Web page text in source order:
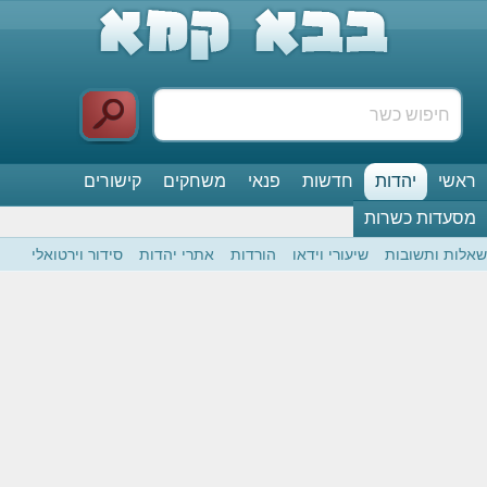
ראשי יהדות חדשות פנאי משחקים
קישורים
מסעדות כשרות
שאלות ותשובות שיעורי וידאו הורדות אתרי יהדות סידור וירטואלי